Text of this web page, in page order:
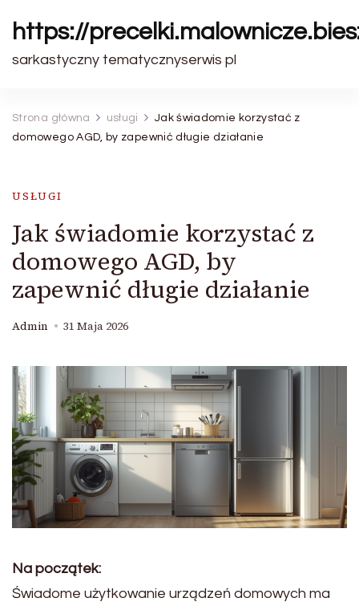
https://
sarkastyczny tematycznyserwis pl
Strona główna usługi
Jak świadomie korzystać z
domowego AGD, by zapewnić długie działanie
USŁUGI
Jak świadomie korzystać z
domowego AGD, by
zapewnić długie działanie
Admin 31 Maja 2026
Na początek:
Świadome użytkowanie urządzeń domowych ma